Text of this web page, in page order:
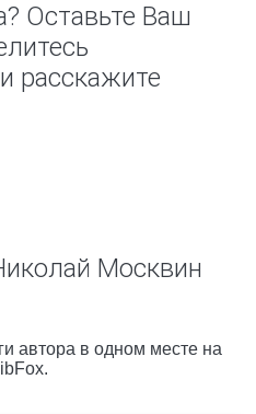
Оставьте Ваш
расскажите
Москвин
автора в одном месте на